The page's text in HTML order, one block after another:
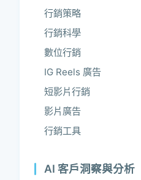
行銷策略
行銷科學
數位行銷
IG Reels 廣告
短影片行銷
影片廣告
行銷工具
AI 客戶洞察與分析